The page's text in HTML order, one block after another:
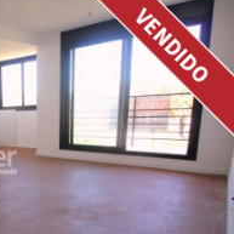
VENDIDO